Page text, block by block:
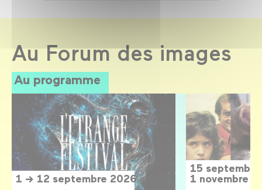
Au Forum des images
Au programme
1 → 12 septembre 2026
15
1 novembre